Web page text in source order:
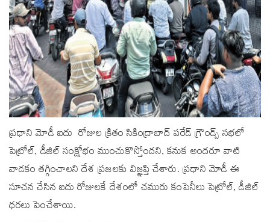
ప్రధాని మోడీ ఐదు రోజుల క్రితం సికింద్రాబాద్‌ పరేడ్ గ్రౌండ్స్‌ సభలో
పెట్రోల్, డీజిల్ సంక్షోభం ముంచుకొస్తోందని, కనుక అందరూ వాటి
వాడకం తగ్గించాలని దేశ ప్రజలకు విజ్ఞప్తి చేశారు. ప్రధాని మోడీ ఈ
సూచన చేసిన ఐదు రోజులకే దేశంలో చమురు కంపెనీలు పెట్రోల్, డీజిల్
ధరలు పెంచేశాయి.